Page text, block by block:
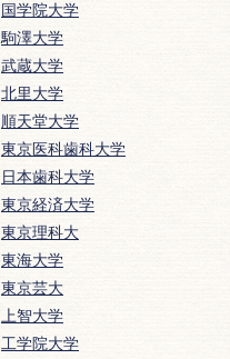
国学院大学
駒澤大学
武蔵大学
北里大学
順天堂大学
東京医科歯科大学
日本歯科大学
東京経済大学
東京理科大
東海大学
東京芸大
上智大学
工学院大学